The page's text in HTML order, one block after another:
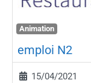
Animation
emploi N2
15/04/2021